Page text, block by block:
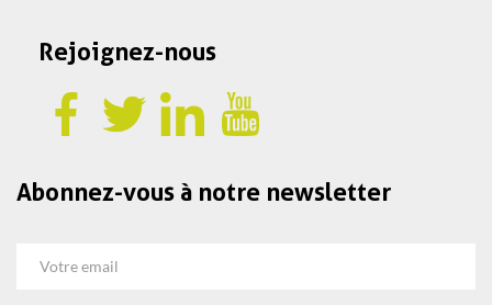
Rejoignez-nous
Abonnez-vous à notre newsletter